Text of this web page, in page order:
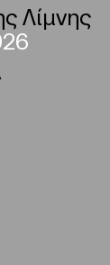
Λίμνης